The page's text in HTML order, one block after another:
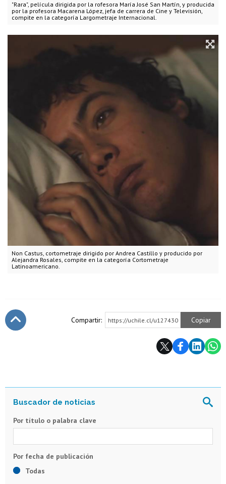
"Rara", película dirigida por la rofesora María José San Martín, y producida
por la profesora Macarena López, jefa de carrera de Cine y Televisión,
compite en la categoría Largometraje Internacional.
Non Castus, cortometraje dirigido por Andrea Castillo y producido por
Alejandra Rosales, compite en la categoría Cortometraje
Latinoamericano.
Compartir: https://uchile.cl/u127430 Copiar
Por título o palabra clave
Todas